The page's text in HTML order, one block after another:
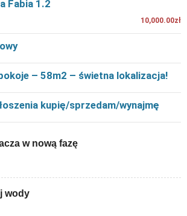
Fabia 1.2
10,000.00zł
– 58m2 – świetna lokalizacja!
kupię/sprzedam/wynajmę
w nową fazę
wody